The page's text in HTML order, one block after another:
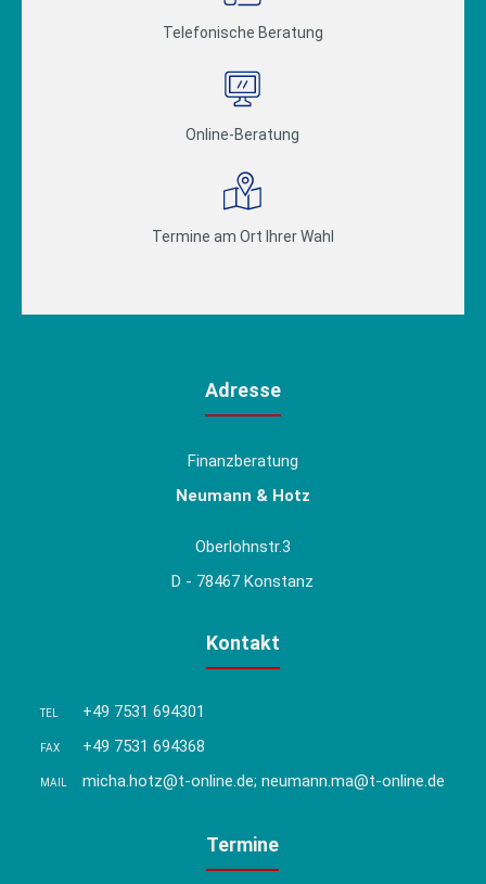
Telefonische Beratung
Online-Beratung
Termine am Ort Ihrer Wahl
Adresse
Finanzberatung
Neumann & Hotz
Oberlohnstr.3
D - 78467 Konstanz
Kontakt
TEL +49 7531 694301
FAX +49 7531 694368
MAIL micha.hotz@t-online.de; neumann.ma@t-online.de
Termine